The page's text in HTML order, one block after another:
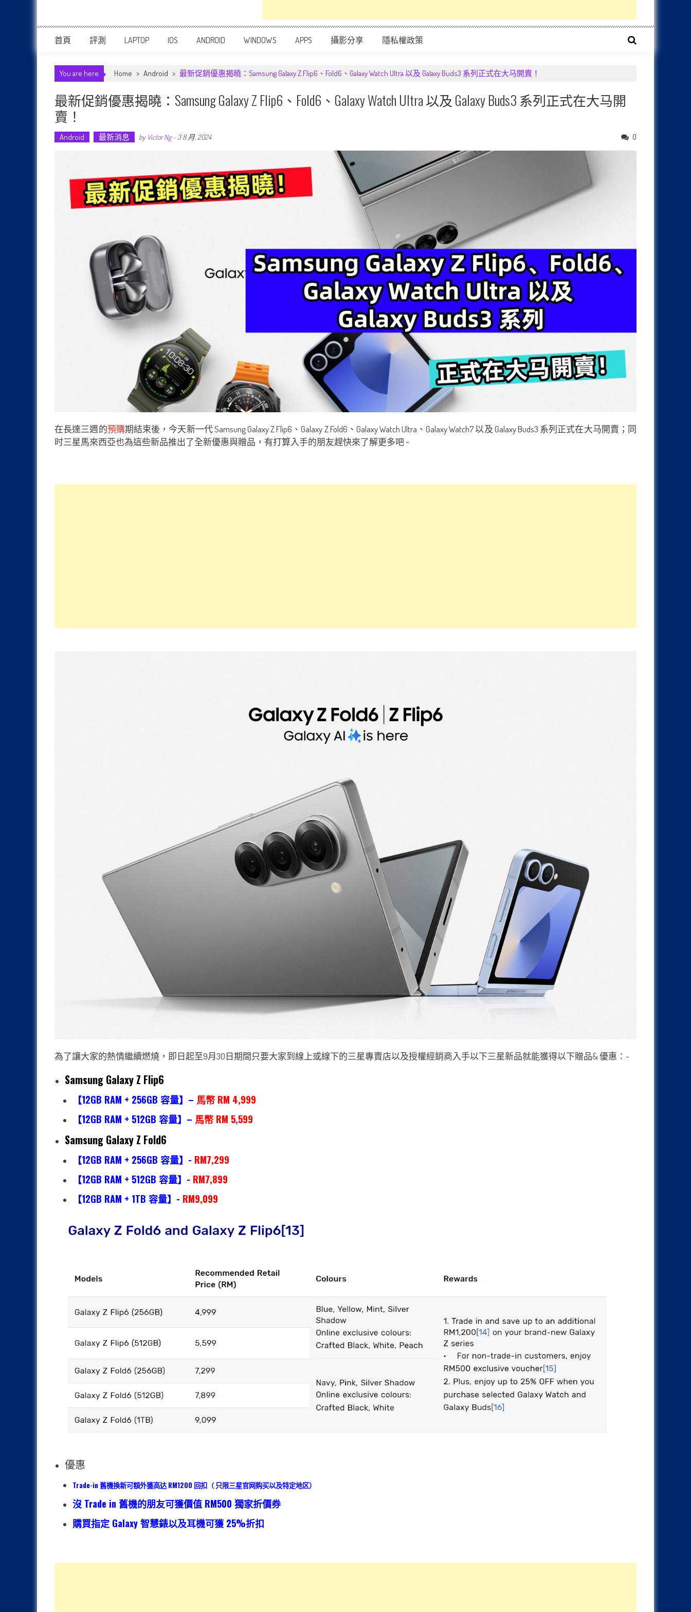
首頁 評測 LAPTOP IOS ANDROID WINDOWS APPS 攝影分享 隱私權政策
You are here Home > Android > 最新促銷優惠揭曉：Samsung Galaxy Z Flip6、Fold6、Galaxy Watch Ultra 以及 Galaxy Buds3 系列正式在大马開賣！
最新促銷優惠揭曉：Samsung Galaxy Z Flip6、Fold6、Galaxy Watch Ultra 以及 Galaxy Buds3 系列正式在大马開
賣！
Android 最新消息 by Victor Ng- 3 8 月, 2024 0
在長達三週的預購期結束後，今天新一代 Samsung Galaxy Z Flip6、Galaxy Z Fold6、Galaxy Watch Ultra、Galaxy Watch7 以及 Galaxy Buds3 系列正式在大马開賣；同
时三星馬來西亞也為這些新品推出了全新優惠與贈品，有打算入手的朋友趕快來了解更多吧 ~
為了讓大家的熱情繼續燃燒，即日起至9月30日期間只要大家到線上或線下的三星專賣店以及授權經銷商入手以下三星新品就能獲得以下贈品& 優惠：-
Samsung Galaxy Z Flip6
【12GB RAM + 256GB 容量】– 馬幣 RM 4,999
【12GB RAM + 512GB 容量】– 馬幣 RM 5,599
Samsung Galaxy Z Fold6
【12GB RAM + 256GB 容量】- RM7,299
【12GB RAM + 512GB 容量】- RM7,899
【12GB RAM + 1TB 容量】- RM9,099
優惠
Trade-in 舊機換新可額外獲高达 RM1200 回扣（ 只限三星官网购买以及特定地区）
沒 Trade in 舊機的朋友可獲價值 RM500 獨家折價券
購買指定 Galaxy 智慧錶以及耳機可獲 25%折扣